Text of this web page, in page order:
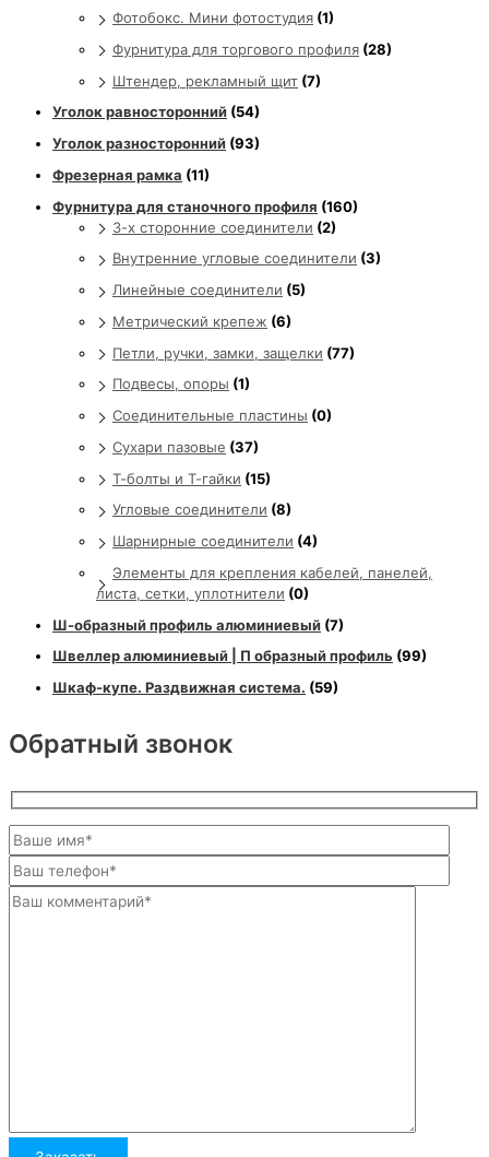
Фотобокс. Мини фотостудия (1)
Фурнитура для торгового профиля (28)
Штендер, рекламный щит (7)
Уголок равносторонний (54)
Уголок разносторонний (93)
Фрезерная рамка (11)
Фурнитура для станочного профиля (160)
3-х сторонние соединители (2)
Внутренние угловые соединители (3)
Линейные соединители (5)
Метрический крепеж (6)
Петли, ручки, замки, защелки (77)
Подвесы, опоры (1)
Соединительные пластины (0)
Сухари пазовые (37)
Т-болты и Т-гайки (15)
Угловые соединители (8)
Шарнирные соединители (4)
Элементы для крепления кабелей, панелей,
листа, сетки, уплотнители (0)
Ш-образный профиль алюминиевый (7)
Швеллер алюминиевый | П образный профиль (99)
Шкаф-купе. Раздвижная система. (59)
Обратный звонок